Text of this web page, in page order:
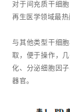
对于间充质干细
再生医学领域最热
与其他类型干细
取，便于操作，
化、分泌细胞因
器官。